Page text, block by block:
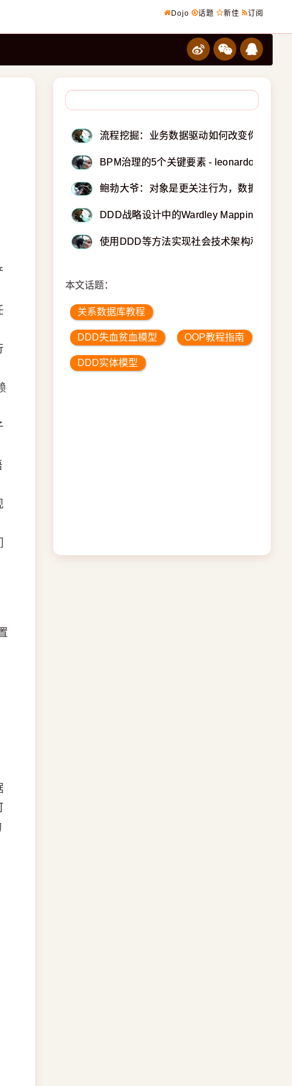
Dojo 话题 新佳 订阅
流程挖掘：业务数据驱动如何改变你的业务
BPM治理的5个关键要素 - leonardo
鲍勃大爷：对象是更关注行为，数据库表
DDD战略设计中的Wardley Mapping是什
使用DDD等方法实现社会技术架构和团队
本文话题：
关系数据库教程
DDD失血贫血模型 OOP教程指南
DDD实体模型